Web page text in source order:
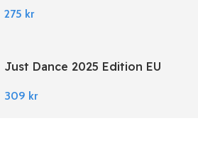
275 kr
Just Dance 2025 Edition EU
309 kr